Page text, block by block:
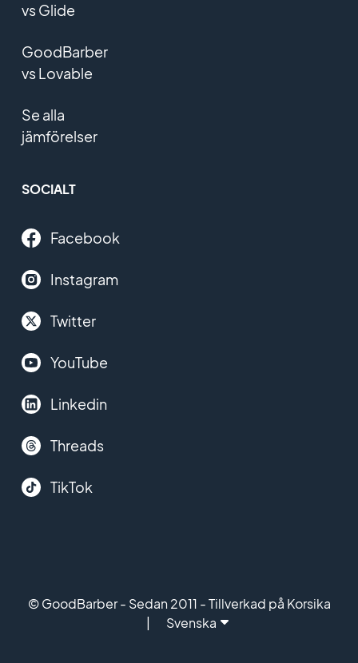
vs Glide
GoodBarber
vs Lovable
Se alla
jämförelser
SOCIALT
Facebook
Instagram
Twitter
YouTube
Linkedin
Threads
TikTok
© GoodBarber - Sedan 2011 - Tillverkad på Korsika
Svenska